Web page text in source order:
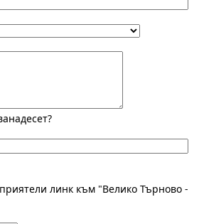
линк към "Велико Търново -